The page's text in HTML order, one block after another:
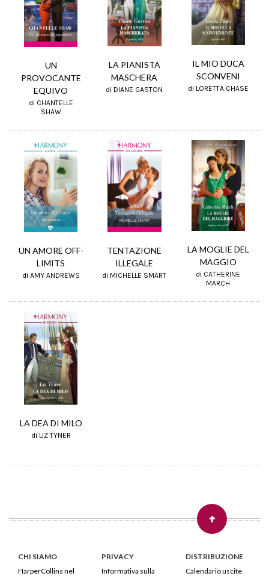
UN
PROVOCANTE
EQUIVO
di CHANTELLE
SHAW
LA PIANISTA
MASCHERA
di DIANE GASTON
IL MIO DUCA
SCONVENI
di LORETTA CHASE
UN AMORE OFF-
LIMITS
di AMY ANDREWS
TENTAZIONE
ILLEGALE
di MICHELLE SMART
LA MOGLIE DEL
MAGGIO
di CATHERINE
MARCH
LA DEA DI MILO
di LIZ TYNER
CHI SIAMO
HarperCollins nel
PRIVACY
Informativa sulla
DISTRIBUZIONE
Calendario uscite